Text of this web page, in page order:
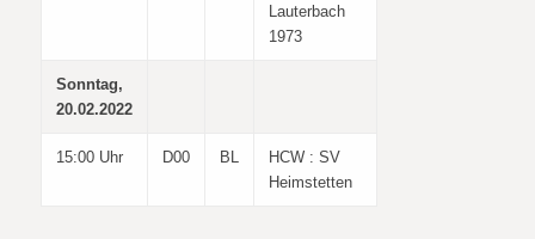
Lauterbach
1973
Sonntag,
20.02.2022
15:00 Uhr D00 BL
HCW : SV
Heimstetten